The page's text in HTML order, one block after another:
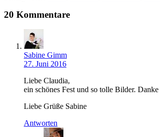
20 Kommentare
Sabine Gimm
27. Juni 2016
Liebe Claudia,
ein schönes Fest und so tolle Bilder.
Liebe Grüße Sabine
Antworten